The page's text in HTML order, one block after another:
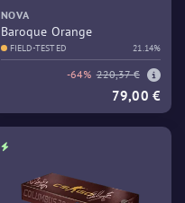
NOVA
Baroque Orange
FIELD-TESTED 21.14%
-64% 220,37 €
79,00 €